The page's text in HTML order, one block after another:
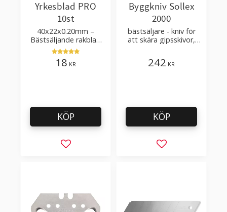
Yrkesblad PRO
10st
40x22x0.20mm –
Bästsäljande rakblad
för att skära tapet, tyg,
filt, hobby bruk
18 KR
Lägg till i favoriter
KÖP
Byggkniv Sollex
2000
bästsäljare - kniv för
att skära gipsskivor,
242 KR
Lägg till i
KÖP